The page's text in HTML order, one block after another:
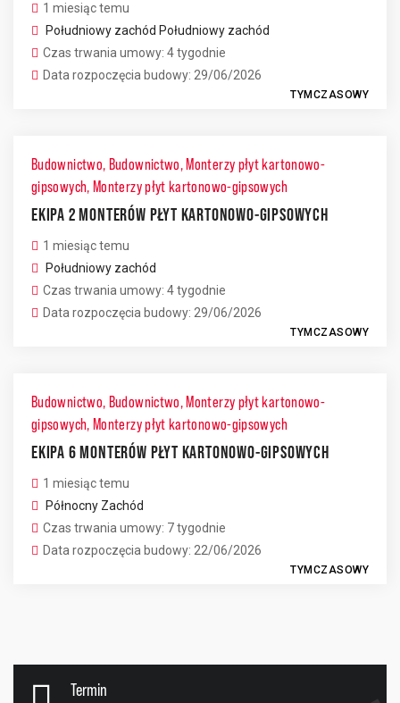
1 miesiąc temu
Południowy zachód Południowy zachód
Czas trwania umowy: 4 tygodnie
Data rozpoczęcia budowy: 29/06/2026
TYMCZASOWY
Budownictwo, Budownictwo, Monterzy płyt kartonowo-
gipsowych, Monterzy płyt kartonowo-gipsowych
EKIPA 2 MONTERÓW PŁYT KARTONOWO-GIPSOWYCH
1 miesiąc temu
Południowy zachód
Czas trwania umowy: 4 tygodnie
Data rozpoczęcia budowy: 29/06/2026
TYMCZASOWY
Budownictwo, Budownictwo, Monterzy płyt kartonowo-
gipsowych, Monterzy płyt kartonowo-gipsowych
EKIPA 6 MONTERÓW PŁYT KARTONOWO-GIPSOWYCH
1 miesiąc temu
Północny Zachód
Czas trwania umowy: 7 tygodnie
Data rozpoczęcia budowy: 22/06/2026
TYMCZASOWY
Termin